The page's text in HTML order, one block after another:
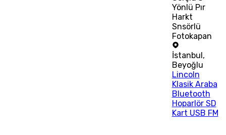
Yönlü Pır
Harkt
Snsörlü
Fotokapan
İstanbul ,
Beyoğlu
Lincoln
Klasik Araba
Bluetooth
Hoparlör SD
Kart USB FM